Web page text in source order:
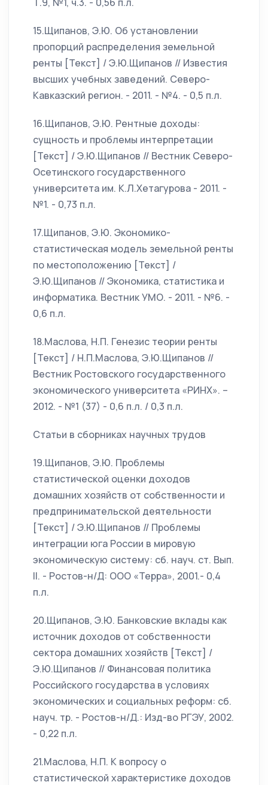
15.Щипанов, Э.Ю. Об установлении
пропорций распределения земельной
ренты [Текст] / Э.Ю.Щипанов // Известия
высших учебных заведений. Северо-
Кавказский регион. - 2011. - №4. - 0,5 п.л.
16.Щипанов, Э.Ю. Рентные доходы:
сущность и проблемы интерпретации
[Текст] / Э.Ю.Щипанов // Вестник Северо-
Осетинского государственного
университета им. К.Л.Хетагурова - 2011. -
№1. - 0,73 п.л.
17.Щипанов, Э.Ю. Экономико-
статистическая модель земельной ренты
по местоположению [Текст] /
Э.Ю.Щипанов // Экономика, статистика и
информатика. Вестник УМО. - 2011. - №6. -
0,6 п.л.
18.Маслова, Н.П. Генезис теории ренты
[Текст] / Н.П.Маслова, Э.Ю.Щипанов //
Вестник Ростовского государственного
экономического университета «РИНХ». –
2012. - №1 (37) - 0,6 п.л. / 0,3 п.л.
Статьи в сборниках научных трудов
19.Щипанов, Э.Ю. Проблемы
статистической оценки доходов
домашних хозяйств от собственности и
предпринимательской деятельности
[Текст] / Э.Ю.Щипанов // Проблемы
интеграции юга России в мировую
экономическую систему: сб. науч. ст. Вып.
II. - Ростов-н/Д: ООО «Терра», 2001.- 0,4
п.л.
20.Щипанов, Э.Ю. Банковские вклады как
источник доходов от собственности
сектора домашних хозяйств [Текст] /
Э.Ю.Щипанов // Финансовая политика
Российского государства в условиях
экономических и социальных реформ: сб.
науч. тр. - Ростов-н/Д.: Изд-во РГЭУ, 2002.
- 0,22 п.л.
21.Маслова, Н.П. К вопросу о
статистической характеристике доходов